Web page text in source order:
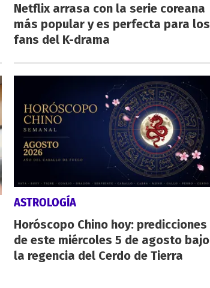
Netflix arrasa con la serie coreana
más popular y es perfecta para los
fans del K-drama
ASTROLOGÍA
Horóscopo Chino hoy: predicciones
de este miércoles 5 de agosto bajo
la regencia del Cerdo de Tierra